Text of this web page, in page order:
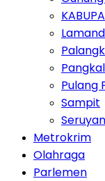
Pulang
Sampit
Seruyan
Metrokrim
Olahraga
Parlemen